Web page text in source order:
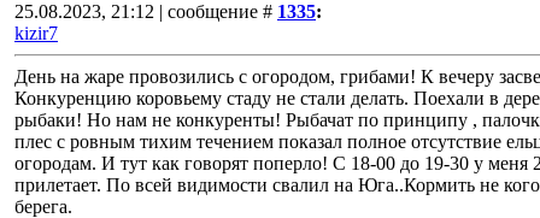
25.08.2023, 21:12 | сообщение # 1335:
kizir7
День на жаре провозились с огородом, грибами! К вечеру
Конкуренцию коровьему стаду не стали делать. Поехали в
рыбаки! Но нам не конкуренты! Рыбачат по принципу ,
плес с ровным тихим течением показал полное отсутствие
огородам. И тут как говорят поперло! С 18-00 до 19-30 у
прилетает. По всей видимости свалил на Юга..Кормить не
берега.